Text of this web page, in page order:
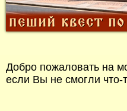
Добро пожаловать на
если Вы не смогли что-